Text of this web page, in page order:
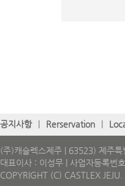
공지사항 Rerservation
(주)캐슬렉스제주 | 63523) 제주
대표이사 : 이성무 | 사업자등록
COPYRIGHT (C) CASTLEX JEJU.